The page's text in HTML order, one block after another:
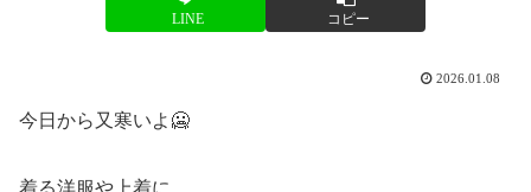
LINE コピー
2026.01.08
今日から又寒いよ🥶